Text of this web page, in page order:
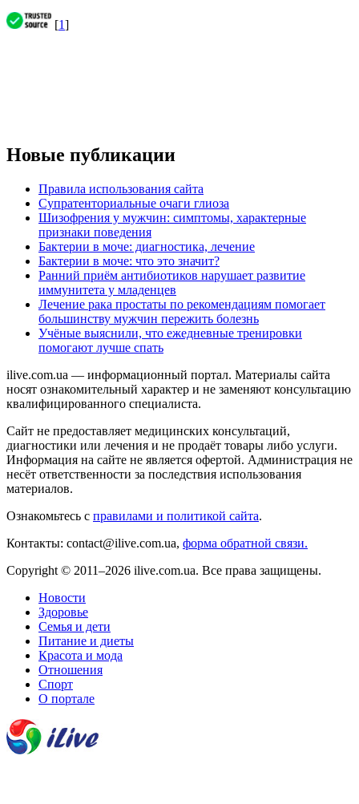
[1]
Новые публикации
Правила использования сайта
Супратенториальные очаги глиоза
Шизофрения у мужчин: симптомы, характерные
признаки поведения
Бактерии в моче: диагностика, лечение
Бактерии в моче: что это значит?
Ранний приём антибиотиков нарушает развитие
иммунитета у младенцев
Лечение рака простаты по рекомендациям помогает
большинству мужчин пережить болезнь
Учёные выяснили, что ежедневные тренировки
помогают лучше спать
ilive.com.ua — информационный портал. Материалы сайта
носят ознакомительный характер и не заменяют консультацию
квалифицированного специалиста.
Сайт не предоставляет медицинских консультаций,
диагностики или лечения и не продаёт товары либо услуги.
Информация на сайте не является офертой. Администрация не
несёт ответственности за последствия использования
материалов.
Ознакомьтесь с правилами и политикой сайта.
Контакты: contact@ilive.com.ua, форма обратной связи.
Copyright © 2011–2026 ilive.com.ua. Все права защищены.
Новости
Здоровье
Семья и дети
Питание и диеты
Красота и мода
Отношения
Спорт
О портале